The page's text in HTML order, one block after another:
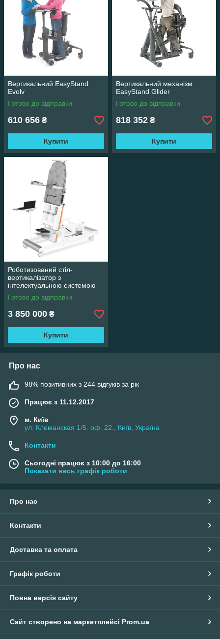
Вертикальний EasyStand
Evolv
Готово до відправки
610 656 ₴
Купити
Вертикальний механізм
EasyStand Glider
Готово до відправки
818 352 ₴
Купити
Роботизований стіл-
вертикалізатор з
інтелектуальною системою
для розроблення нижніх
кінцівок А1-3
Готово до відправки
3 850 000 ₴
Купити
Про нас
98% позитивних з 244 відгуків за рік
Працює з 11.12.2017
м. Київ
ул. Клеманская 1/5. оф. 22., Київ, Україна
Контакти
Сьогодні працює з 10:00 до 16:00
Показати весь графік роботи
Про нас
Контакти
Доставка та оплата
Графік роботи
Повна версія сайту
Сайт створено на маркетплейсі Prom.ua